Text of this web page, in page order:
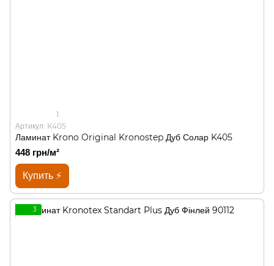
1
Артикул: K405
Ламинат Krono Original Kronostep Дуб Солар K405
448 грн/м²
Купить ⚡
3